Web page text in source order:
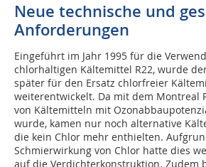
Neue technische und
Anforderungen
Eingeführt im Jahr 1995 für die
chlorhaltigen Kältemittel R22, wurde
später für den Ersatz chlorfreier
weiterentwickelt. Da mit dem Montreal
von Kältemitteln mit
wurde, kamen nur noch alternative
die kein Chlor mehr enthielten.
Schmierwirkung von Chlor hatte dies
auf die Verdichterkonstruktion. Zudem